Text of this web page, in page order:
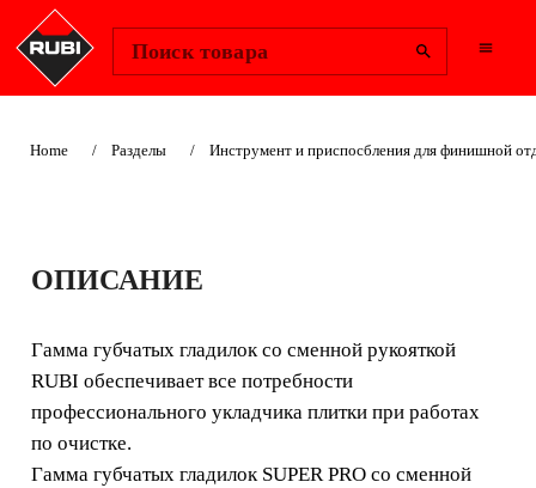
Поиск товара
Home Разделы Инструмент и приспосбления для финишной
ГЛАДИЛКИ
ГУБЧАТЫЕ
РУКОЯТКА
СМЕННАЯ 30X13,5
СМ SUPERPRO
ОПИСАНИЕ
Гамма губчатых гладилок со сменной рукояткой
RUBI обеспечивает все потребности
профессионального укладчика плитки при работах
по очистке.
Гамма губчатых гладилок SUPER PRO со сменной